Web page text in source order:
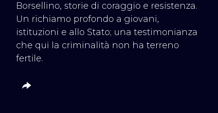
Borsellino, storie di coraggio e resistenza.
Un richiamo profondo a giovani,
istituzioni e allo Stato; una testimonianza
che qui la criminalità non ha terreno
fertile.